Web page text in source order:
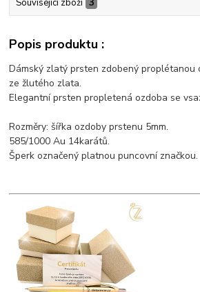
Související zboží 3
Popis produktu :
Dámský zlatý prsten zdobený proplétanou
ze žlutého zlata.
Elegantní prsten propletená ozdoba se
Rozměry: šířka ozdoby prstenu 5mm.
585/1000 Au 14karátů.
Šperk označený platnou puncovní značkou.